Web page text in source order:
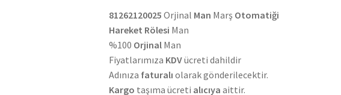
81262120025 Orjinal Man Marş Otomatiği
Hareket Rölesi Man
%100 Orjinal Man
Fiyatlarımıza KDVücreti dahildir
Adınıza faturalı olarak gönderilecektir.
Kargo taşıma ücreti alıcıya aittir.